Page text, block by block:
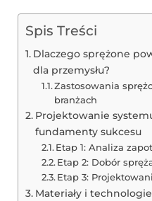
Spis Treści
Dlaczego sprężone
dla przemysłu?
Zastosowania
branżach
Projektowanie
fundamenty sukcesu
Etap 1: Analiza
Etap 2: Dobór
Etap 3:
Materiały i